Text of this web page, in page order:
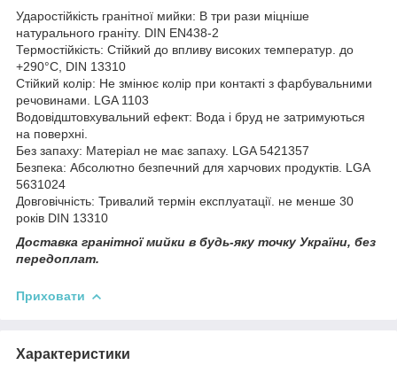
Ударостійкість гранітної мийки: В три рази міцніше
натурального граніту. DIN EN438-2
Термостійкість: Стійкий до впливу високих температур. до
+290°C, DIN 13310
Стійкий колір: Не змінює колір при контакті з фарбувальними
речовинами. LGA 1103
Водовідштовхувальний ефект: Вода і бруд не затримуються
на поверхні.
Без запаху: Матеріал не має запаху. LGA 5421357
Безпека: Абсолютно безпечний для харчових продуктів. LGA
5631024
Довговічність: Тривалий термін експлуатації. не менше 30
років DIN 13310
Доставка гранітної мийки в будь-яку точку України, без
передоплат.
Приховати
Характеристики